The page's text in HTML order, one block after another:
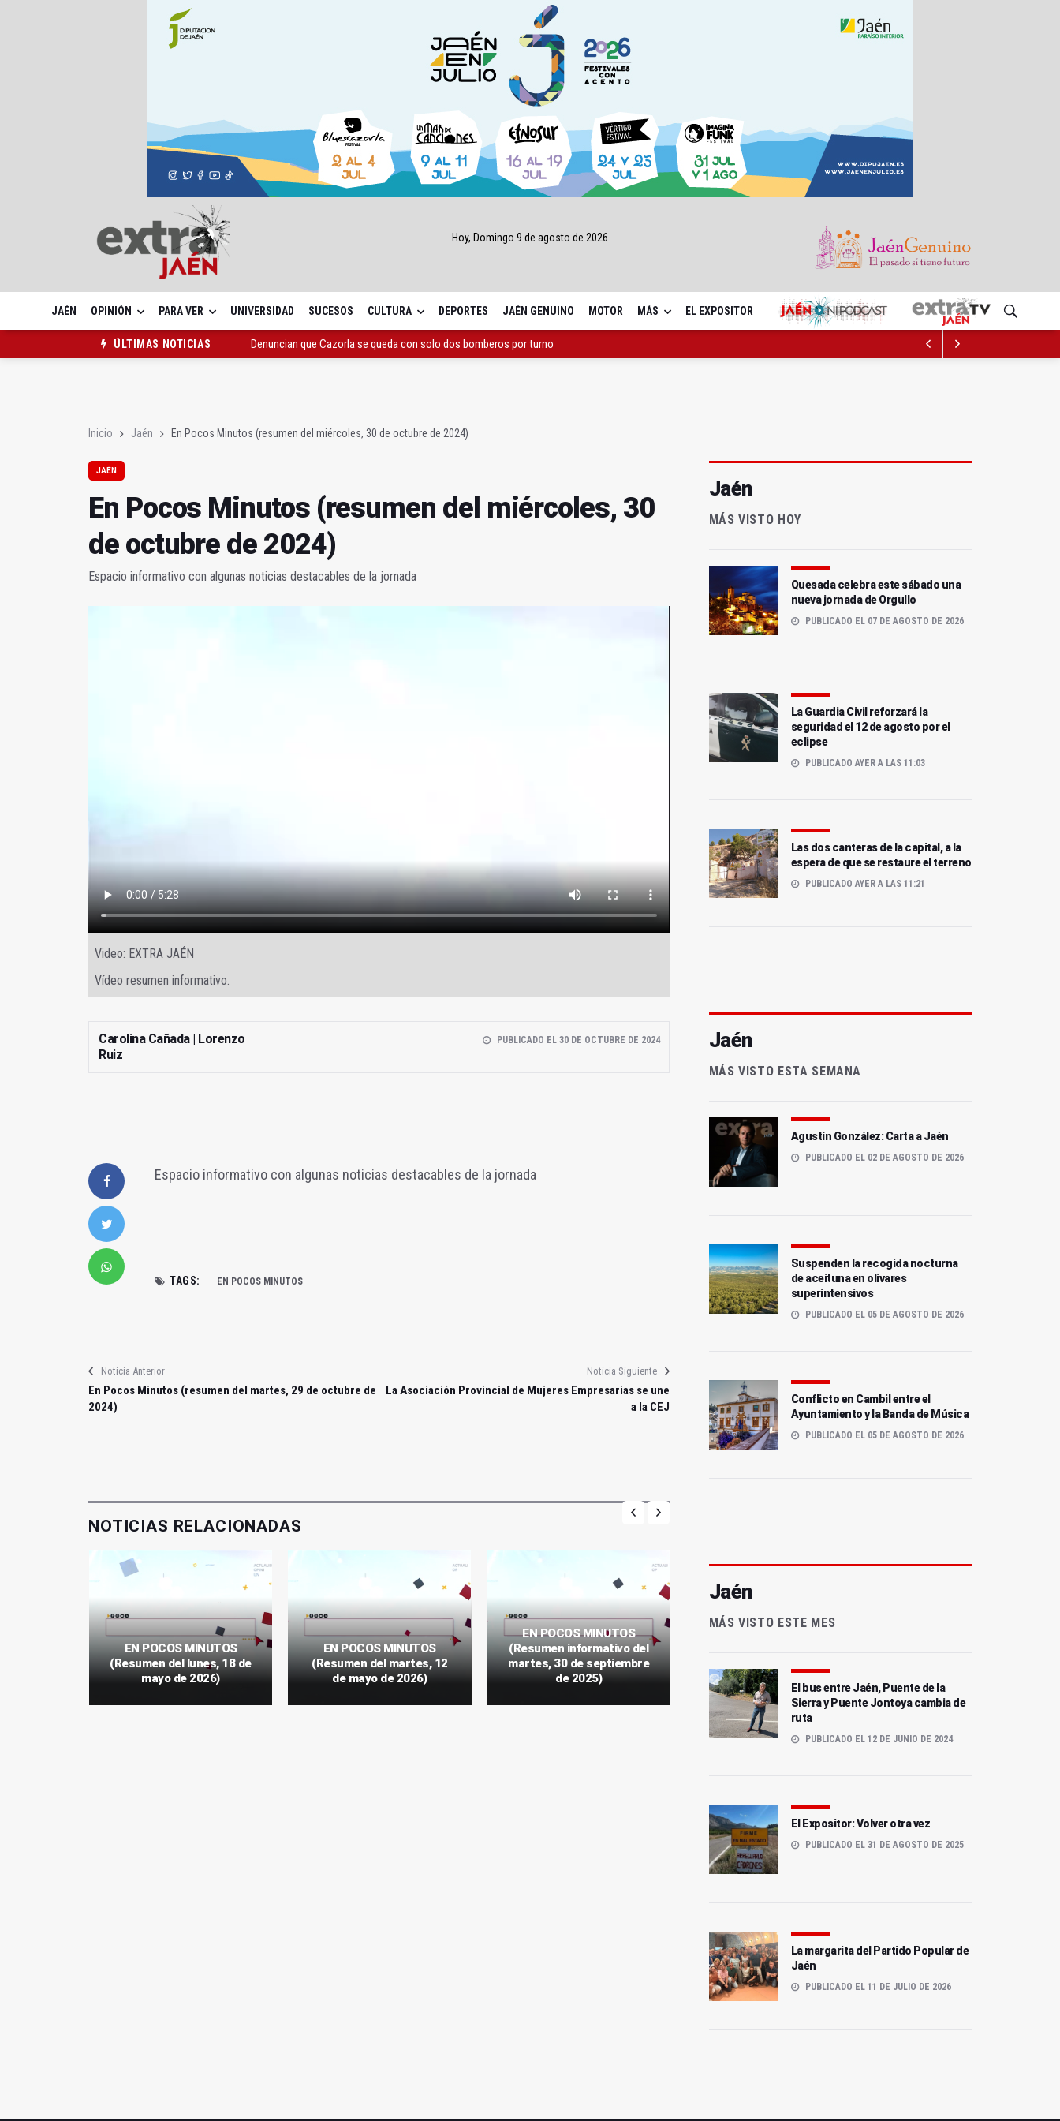
Hoy, Domingo 9 de agosto de 2026
JAÉN OPINIÓN PARA VER UNIVERSIDAD SUCESOS CULTURA DEPORTES JAÉN GENUINO MOTOR MÁS EL EXPOSITOR
ÚLTIMAS NOTICIAS
Denuncian que Cazorla se queda con solo dos bomberos por turno
Inicio Jaén En Pocos Minutos (resumen del miércoles, 30 de octubre de 2024)
JAÉN
En Pocos Minutos (resumen del miércoles, 30
de octubre de 2024)
Espacio informativo con algunas noticias destacables de la jornada
Video: EXTRA JAÉN
Vídeo resumen informativo.
Carolina Cañada | Lorenzo
Ruiz
PUBLICADO EL 30 DE OCTUBRE DE 2024
Espacio informativo con algunas noticias destacables de la jornada
TAGS: EN POCOS MINUTOS
Noticia Anterior
En Pocos Minutos (resumen del martes, 29 de octubre de
2024)
Noticia Siguiente
La Asociación Provincial de Mujeres Empresarias se une
a la CEJ
NOTICIAS RELACIONADAS
EN POCOS MINUTOS
(Resumen del lunes, 18 de
mayo de 2026)
EN POCOS MINUTOS
(Resumen del martes, 12
de mayo de 2026)
EN POCOS MINUTOS
(Resumen informativo del
martes, 30 de septiembre
de 2025)
de junio de 2025)
Jaén
MÁS VISTO HOY
Quesada celebra este sábado una
nueva jornada de Orgullo
PUBLICADO EL 07 DE AGOSTO DE 2026
La Guardia Civil reforzará la
seguridad el 12 de agosto por el
eclipse
PUBLICADO AYER A LAS 11:03
Las dos canteras de la capital, a la
espera de que se restaure el terreno
PUBLICADO AYER A LAS 11:21
Jaén
MÁS VISTO ESTA SEMANA
Agustín González: Carta a Jaén
PUBLICADO EL 02 DE AGOSTO DE 2026
Suspenden la recogida nocturna
de aceituna en olivares
superintensivos
PUBLICADO EL 05 DE AGOSTO DE 2026
Conflicto en Cambil entre el
Ayuntamiento y la Banda de Música
PUBLICADO EL 05 DE AGOSTO DE 2026
Jaén
MÁS VISTO ESTE MES
El bus entre Jaén, Puente de la
Sierra y Puente Jontoya cambia de
ruta
PUBLICADO EL 12 DE JUNIO DE 2024
El Expositor: Volver otra vez
PUBLICADO EL 31 DE AGOSTO DE 2025
La margarita del Partido Popular de
Jaén
PUBLICADO EL 11 DE JULIO DE 2026